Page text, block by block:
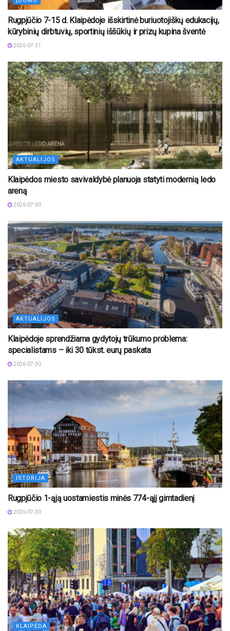
Rugpjūčio 7-15 d. Klaipėdoje išskirtinė buriuotojiškų edukacijų,
kūrybinių dirbtuvių, sportinių iššūkių ir prizų kupina šventė
2026-07-31
AKTUALIJOS
Klaipėdos miesto savivaldybė planuoja statyti modernią ledo
areną
2026-07-30
AKTUALIJOS
Klaipėdoje sprendžiama gydytojų trūkumo problema:
specialistams – iki 30 tūkst. eurų paskata
2026-07-30
ISTORIJA
Rugpjūčio 1-ąją uostamiestis minės 774-ąjį gimtadienį
2026-07-30
KLAIPĖDA